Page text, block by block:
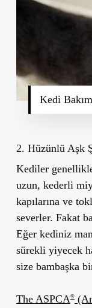
Kedi
2. Hüzünlü Aşk
Kediler
uzun, kederli
kapılarına ve
severler. Fakat
Eğer kediniz
sürekli yiyecek
size bambaşka
The ASPCA®